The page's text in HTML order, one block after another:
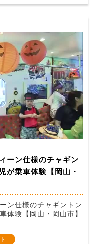
ーン仕様のチャギン
が乗車体験【岡山・
ン仕様のチャギントン
験【岡山・岡山市】